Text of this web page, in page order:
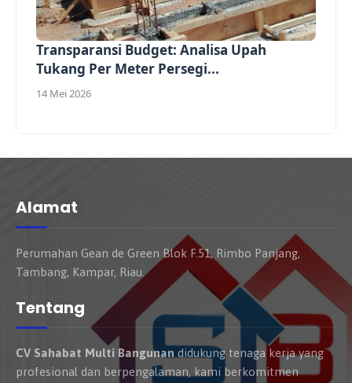
Transparansi Budget: Analisa Upah
Tukang Per Meter Persegi...
14 Mei 2026
Alamat
Perumahan Gean de Green Blok F.51, Rimbo Panjang,
Tambang, Kampar, Riau.
Tentang
CV Sahabat Multi Bangunan didukung tenaga kerja yang
profesional dan berpengalaman, kami berkomitmen